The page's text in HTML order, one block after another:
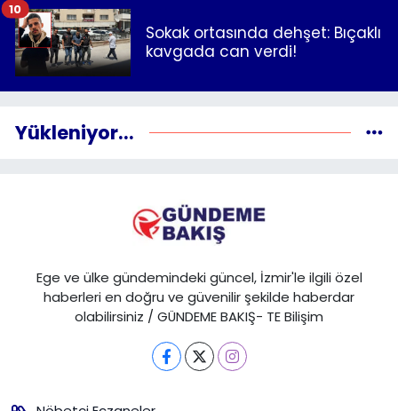
Sokak ortasında dehşet: Bıçaklı
kavgada can verdi!
10
Yükleniyor...
Ege ve ülke gündemindeki güncel, İzmir'le ilgili özel
haberleri en doğru ve güvenilir şekilde haberdar
olabilirsiniz / GÜNDEME BAKIŞ- TE Bilişim